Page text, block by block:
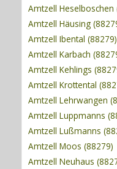
Amtzell Heselboschen
Amtzell Häusing
Amtzell Ibental (88279)
Amtzell Karbach
Amtzell Kehlings
Amtzell Krottental
Amtzell Lehrwangen
Amtzell Luppmanns
Amtzell Lußmanns
Amtzell Moos (88279)
Amtzell Neuhaus